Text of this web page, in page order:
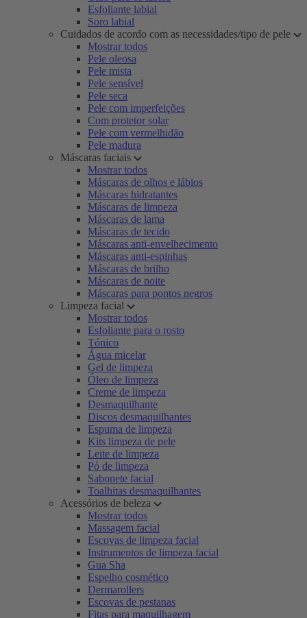
Esfoliante labial
Soro labial
Cuidados de acordo com as necessidades/tipo de pele
Mostrar todos
Pele oleosa
Pele mista
Pele sensível
Pele seca
Pele com imperfeições
Com protetor solar
Pele com vermelhidão
Pele madura
Máscaras faciais
Mostrar todos
Máscaras de olhos e lábios
Máscaras hidratantes
Máscaras de limpeza
Máscaras de lama
Máscaras de tecido
Máscaras anti-envelhecimento
Máscaras anti-espinhas
Máscaras de brilho
Máscaras de noite
Máscaras para pontos negros
Limpeza facial
Mostrar todos
Esfoliante para o rosto
Tónico
Água micelar
Gel de limpeza
Óleo de limpeza
Creme de limpeza
Desmaquilhante
Discos desmaquilhantes
Espuma de limpeza
Kits limpeza de pele
Leite de limpeza
Pó de limpeza
Sabonete facial
Toalhitas desmaquilhantes
Acessórios de beleza
Mostrar todos
Massagem facial
Escovas de limpeza facial
Instrumentos de limpeza facial
Gua Sha
Espelho cosmético
Dermarollers
Escovas de pestanas
Fitas para maquilhagem